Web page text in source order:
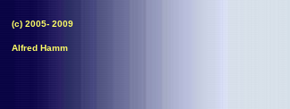
(c) 2005- 2009
Alfred Hamm